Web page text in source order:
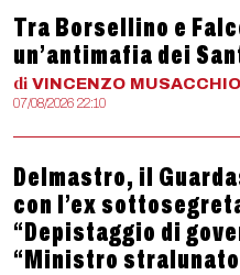
Tra Borsellino e
un’antimafia dei
di VINCENZO MUSACCHIO
07/08/2026 22:10
Delmastro, il
con l’ex
“Depistaggio di
“Ministro